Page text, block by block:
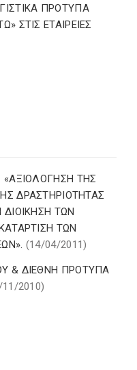
ΠΡΟΤΥΠΑ
ΣΤΙΣ ΕΤΑΙΡΕΙΕΣ
«ΑΞΙΟΛΟΓΗΣΗ ΤΗΣ
ΔΡΑΣΤΗΡΙΟΤΗΤΑΣ
ΔΙΟΙΚΗΣΗ ΤΩΝ
ΤΩΝ
(14/04/2011)
& ΔΙΕΘΝΗ ΠΡΟΤΥΠΑ
2010)